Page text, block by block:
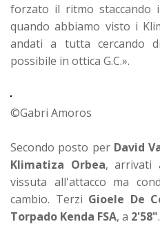
forzato il ritmo staccando i
quando abbiamo visto i
andati a tutta cercando
possibile in ottica G.C.».
©Gabri Amoros
Secondo posto per David
Klimatiza Orbea, arrivati
vissuta all'attacco ma
cambio. Terzi Gioele De
Torpado Kenda FSA, a 2'58".